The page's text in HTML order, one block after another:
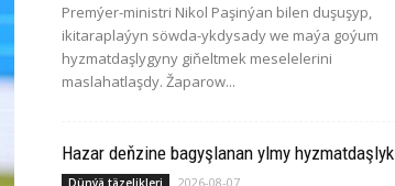
Premýer-ministri Nikol Paşinýan bilen duşuşyp,
ikitaraplaýyn söwda-ykdysady we maýa goýum
hyzmatdaşlygyny giňeltmek meselelerini
maslahatlaşdy. Žaparow...
Hazar deňzine bagyşlanan ylmy hyzmatdaşlyk
Dünýä täzelikleri 2026-08-07